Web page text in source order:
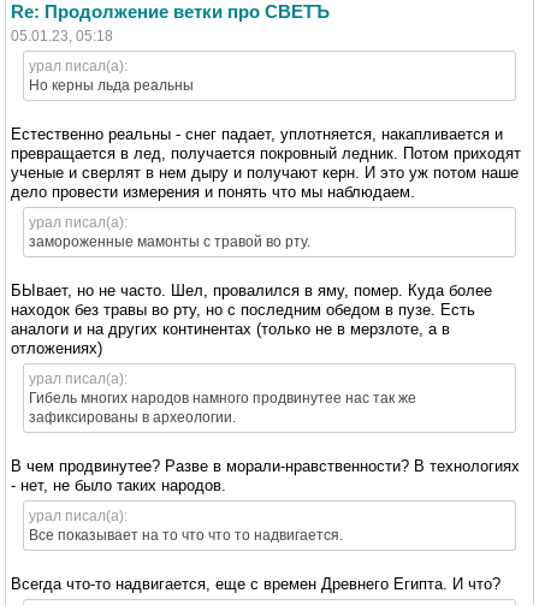
Re: Продолжение ветки про СВЕТЪ
05.01.23, 05:18
урал писал(а):
Но керны льда реальны
Естественно реальны - снег падает, уплотняется, накапливается и
превращается в лед, получается покровный ледник. Потом приходят
ученые и сверлят в нем дыру и получают керн. И это уж потом наше
дело провести измерения и понять что мы наблюдаем.
урал писал(а):
замороженные мамонты с травой во рту.
БЫвает, но не часто. Шел, провалился в яму, помер. Куда более
находок без травы во рту, но с последним обедом в пузе. Есть
аналоги и на других континентах (только не в мерзлоте, а в
отложениях)
урал писал(а):
Гибель многих народов намного продвинутее нас так же
зафиксированы в археологии.
В чем продвинутее? Разве в морали-нравственности? В технологиях
- нет, не было таких народов.
урал писал(а):
Все показывает на то что что то надвигается.
Всегда что-то надвигается, еще с времен Древнего Египта. И что?